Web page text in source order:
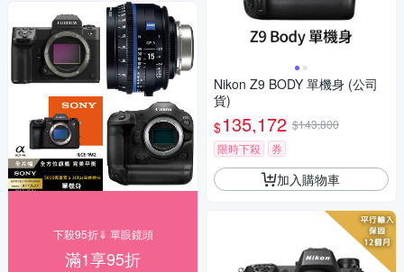
下殺95折⇓ 單眼鏡頭
滿1享95折
Nikon Z9 BODY 單機身 (公司
貨)
$135,172 $143,800
限時下殺
券
加入購物車